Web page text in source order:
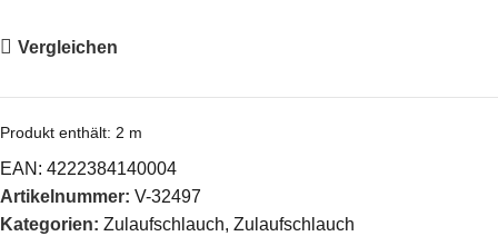
Vergleichen
Produkt enthält: 2 m
EAN: 4222384140004
Artikelnummer: V-32497
Kategorien: Zulaufschlauch, Zulaufschlauch